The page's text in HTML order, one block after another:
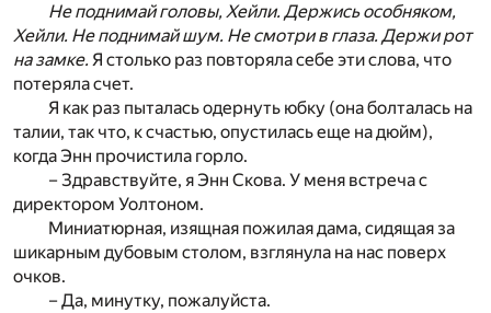
Не поднимай головы, Хейли. Держись особняком,
Хейли. Не поднимай шум. Не смотри в глаза. Держи рот
на замке. Я столько раз повторяла себе эти слова, что
потеряла счет.
Я как раз пыталась одернуть юбку (она болталась на
талии, так что, к счастью, опустилась еще на дюйм),
когда Энн прочистила горло.
– Здравствуйте, я Энн Скова. У меня встреча с
директором Уолтоном.
Миниатюрная, изящная пожилая дама, сидящая за
шикарным дубовым столом, взглянула на нас поверх
очков.
– Да, минутку, пожалуйста.